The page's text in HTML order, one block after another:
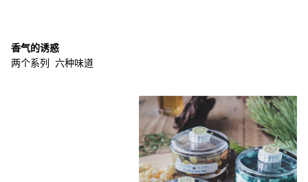
香气的诱惑
两个系列 六种味道